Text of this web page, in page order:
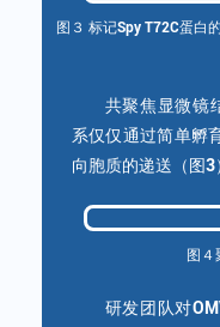
图３ 标记Spy T72C蛋白
共聚焦显微镜
系仅仅通过简单孵
向胞质的递送（图3
图４
研发团队对